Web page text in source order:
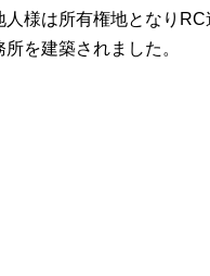
様は所有権地となり
を建築されました。